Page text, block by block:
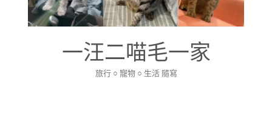
一汪二喵毛一家
旅行 ○ 寵物 ○ 生活 隨寫